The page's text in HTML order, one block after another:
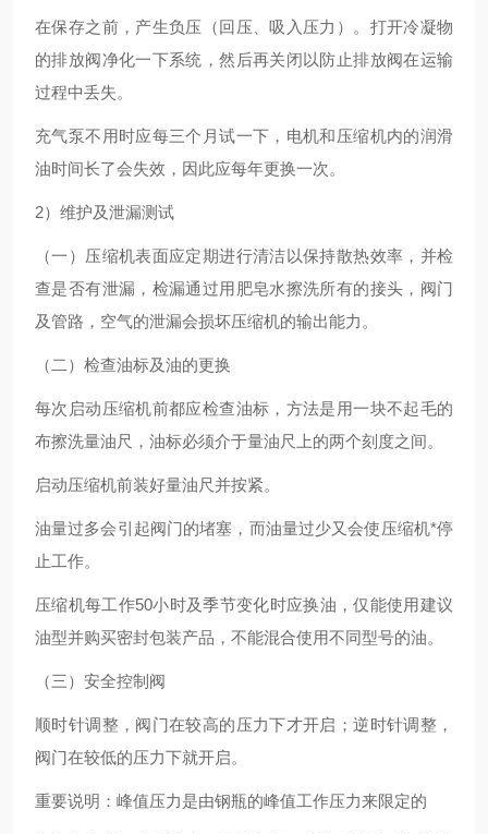
在保存之前，产生负压（回压、吸入压力）。打开冷凝物
的排放阀净化一下系统，然后再关闭以防止排放阀在运输
过程中丢失。
充气泵不用时应每三个月试一下，电机和压缩机内的润滑
油时间长了会失效，因此应每年更换一次。
2）维护及泄漏测试
（一）压缩机表面应定期进行清洁以保持散热效率，并检
查是否有泄漏，检漏通过用肥皂水擦洗所有的接头，阀门
及管路，空气的泄漏会损坏压缩机的输出能力。
（二）检查油标及油的更换
每次启动压缩机前都应检查油标，方法是用一块不起毛的
布擦洗量油尺，油标必须介于量油尺上的两个刻度之间。
启动压缩机前装好量油尺并按紧。
油量过多会引起阀门的堵塞，而油量过少又会使压缩机*停
止工作。
压缩机每工作50小时及季节变化时应换油，仅能使用建议
油型并购买密封包装产品，不能混合使用不同型号的油。
（三）安全控制阀
顺时针调整，阀门在较高的压力下才开启；逆时针调整，
阀门在较低的压力下就开启。
重要说明：峰值压力是由钢瓶的峰值工作压力来限定的